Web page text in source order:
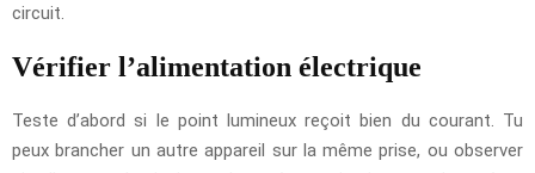
circuit.
Vérifier l’alimentation électrique
Teste d’abord si le point lumineux reçoit bien du courant. Tu
peux brancher un autre appareil sur la même prise, ou observer